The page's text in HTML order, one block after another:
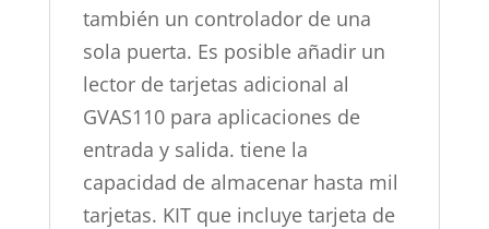
también un controlador de una
sola puerta. Es posible añadir un
lector de tarjetas adicional al
GVAS110 para aplicaciones de
entrada y salida. tiene la
capacidad de almacenar hasta mil
tarjetas. KIT que incluye tarjeta de